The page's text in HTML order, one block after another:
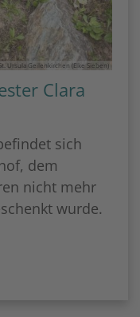
Ursula Geilenkirchen (Elke Sieben)
Clara
sich
dem
nicht mehr
wurde.